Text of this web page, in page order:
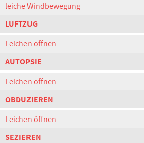
leiche Windbewegung
LUFTZUG
Leichen öffnen
AUTOPSIE
Leichen öffnen
OBDUZIEREN
Leichen öffnen
SEZIEREN